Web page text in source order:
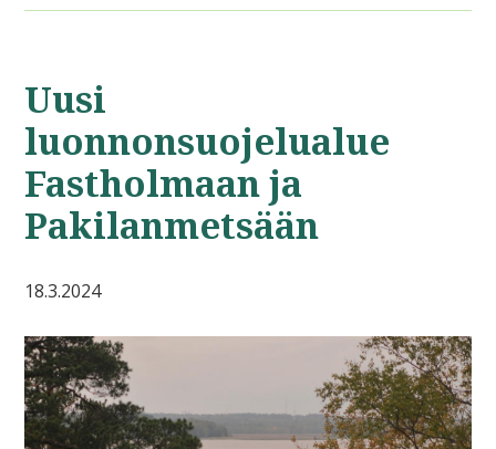
Uusi
luonnonsuojelualue
Fastholmaan ja
Pakilanmetsään
18.3.2024